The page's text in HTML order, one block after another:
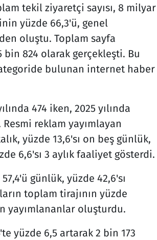
tekil ziyaretçi sayısı, 8 milyar
yüzde 66,3'ü, genel
oluştu. Toplam sayfa
bin 824 olarak gerçekleşti. Bu
bulunan internet haber
474 iken, 2025 yılında
reklam yayımlayan
yüzde 13,6'sı on beş günlük,
6,6'sı 3 aylık faaliyet gösterdi.
günlük, yüzde 42,6'sı
toplam tirajının yüzde
yayımlananlar oluşturdu.
yüzde 6,5 artarak 2 bin 173